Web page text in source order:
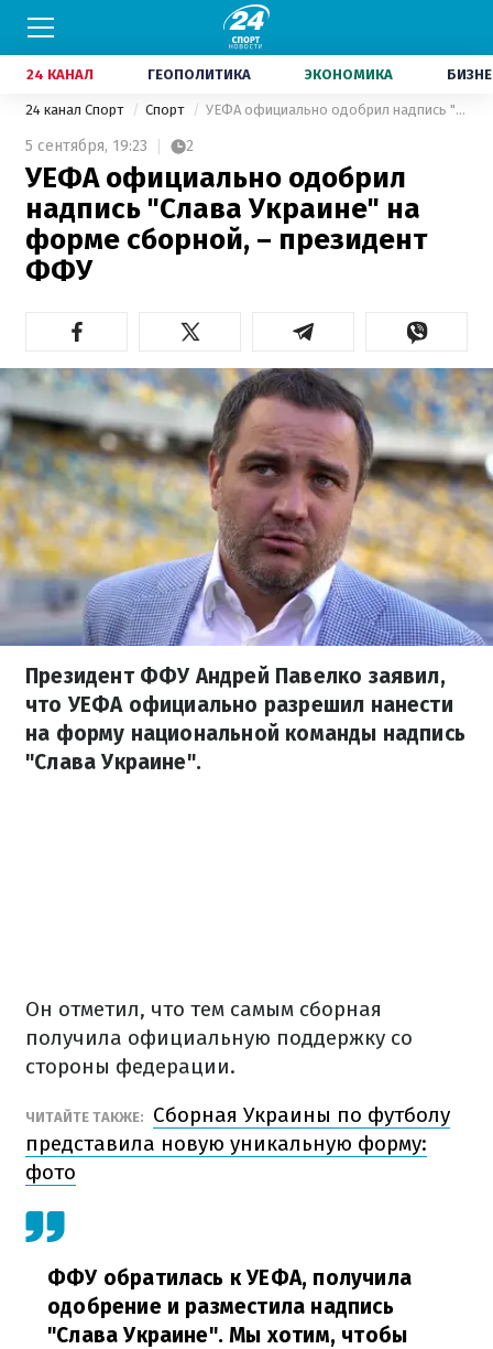
24 КАНАЛ ГЕОПОЛИТИКА ЭКОНОМИКА
24 канал Спорт Спорт УЕФА официально одобрил надпись "Слава Украине" на форме сборной, – президент ФФУ
5 сентября, 19:23 2
УЕФА официально одобрил
надпись "Слава Украине" на
форме сборной, – президент
ФФУ
Президент ФФУ Андрей Павелко заявил,
что УЕФА официально разрешил нанести
на форму национальной команды надпись
"Слава Украине".
Он отметил, что тем самым сборная
получила официальную поддержку со
стороны федерации.
ЧИТАЙТЕ ТАКЖЕ:
Сборная Украины по футболу
представила новую уникальную форму:
фото
ФФУ обратилась к УЕФА, получила
одобрение и разместила надпись
"Слава Украине". Мы хотим, чтобы